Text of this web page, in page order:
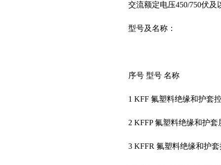
交流额定电压450/750伏
型号及名称：
序号 型号 名称
1 KFF 氟塑料绝缘和护套
2 KFFP 氟塑料绝缘和护
3 KFFR 氟塑料绝缘和护